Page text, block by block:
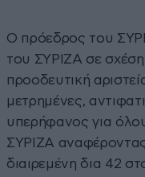
Ο πρόεδρος του
του ΣΥΡΙΖΑ σε σχέση
προοδευτική
μετρημένες,
υπερήφανος για
ΣΥΡΙΖΑ αναφέροντας
διαιρεμένη δια 42